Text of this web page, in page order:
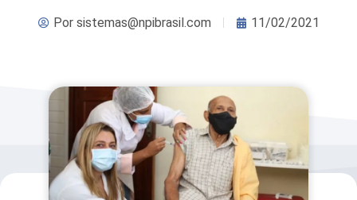
Porsistemas@npibrasil.com 11/02/2021